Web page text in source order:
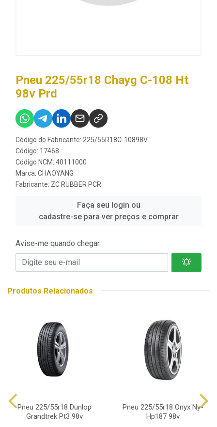
Pneu 225/55r18 Chayg C-108 Ht
98v Prd
Código do Fabricante: 225/55R18C-10898V
Código: 17468
Código NCM: 40111000
Marca: CHAOYANG
Fabricante: ZC RUBBER PCR
Faça seu login ou
cadastre-se para ver preços e comprar
Avise-me quando chegar
Produtos Relacionados
Pneu 225/55r18 Dunlop
Grandtrek Pt3 98v
Pneu 225/55r18 Onyx Ny-
Hp187 98v